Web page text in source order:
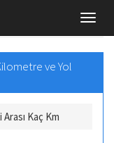
ve Yol
Kaç Km